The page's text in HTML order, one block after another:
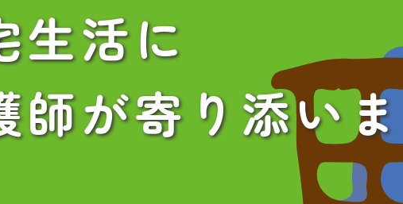
生活に
師が寄り添いま